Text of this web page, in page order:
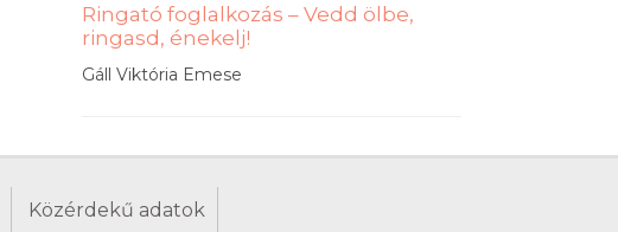
Ringató foglalkozás – Vedd ölbe,
ringasd, énekelj!
Gáll Viktória Emese
Közérdekű adatok